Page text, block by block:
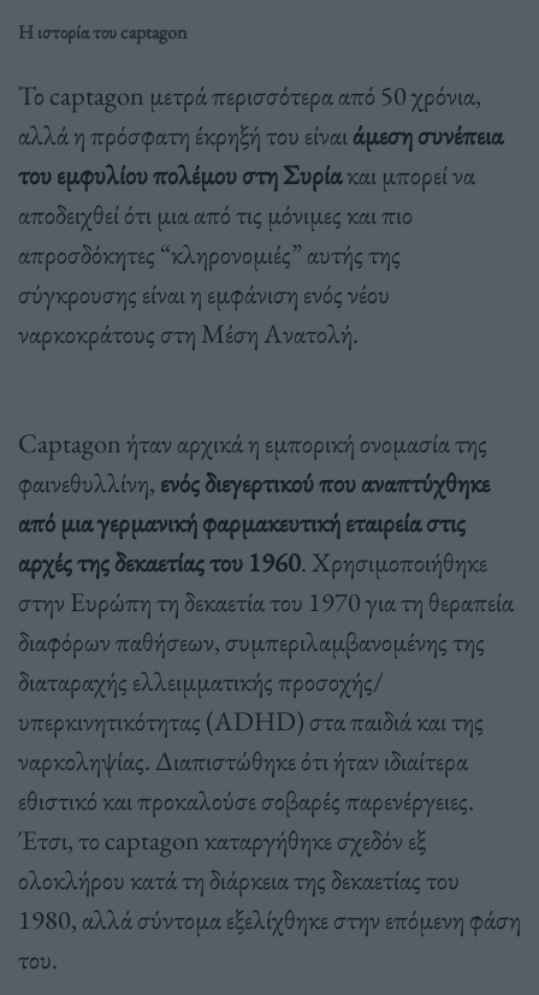
Η ιστορία του captagon
Το captagon μετρά περισσότερα από 50 χρόνια,
αλλά η πρόσφατη έκρηξή του είναιάμεση συνέπεια
του εμφυλίου πολέμου στη Συρίακαι μπορεί να
αποδειχθεί ότι μια από τις μόνιμες και πιο
απροσδόκητες “κληρονομιές” αυτής της
σύγκρουσης είναι η εμφάνιση ενός νέου
ναρκοκράτους στη Μέση Ανατολή.
Captagon ήταν αρχικά η εμπορική ονομασία της
φαινεθυλλίνη, ενός διεγερτικού που αναπτύχθηκε
από μια γερμανική φαρμακευτική εταιρεία στις
αρχές της δεκαετίας του 1960. Χρησιμοποιήθηκε
στην Ευρώπη τη δεκαετία του 1970 για τη θεραπεία
διαφόρων παθήσεων, συμπεριλαμβανομένης της
διαταραχής ελλειμματικής προσοχής/
υπερκινητικότητας (ADHD) στα παιδιά και της
ναρκοληψίας. Διαπιστώθηκε ότι ήταν ιδιαίτερα
εθιστικό και προκαλούσε σοβαρές παρενέργειες.
Έτσι, το captagon καταργήθηκε σχεδόν εξ
ολοκλήρου κατά τη διάρκεια της δεκαετίας του
1980, αλλά σύντομα εξελίχθηκε στην επόμενη φάση
του.